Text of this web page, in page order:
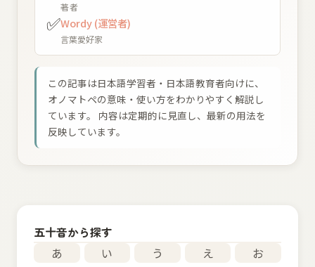
✅
著者
Wordy (運営者)
言葉愛好家
この記事は日本語学習者・日本語教育者向けに、
オノマトペの意味・使い方をわかりやすく解説し
ています。 内容は定期的に見直し、最新の用法を
反映しています。
五十音から探す
あ
い う え
お